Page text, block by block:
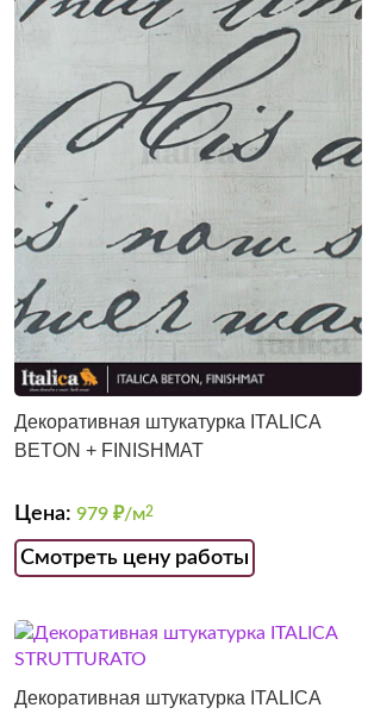
Декоративная штукатурка ITALICA
BETON + FINISHMAT
Цена: 979 ₽/м2
Смотреть цену работы
Декоративная штукатурка ITALICA